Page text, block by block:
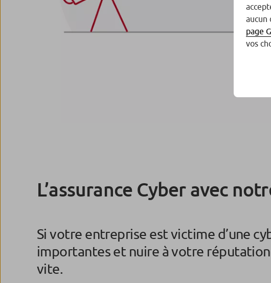
L’assurance Cyber avec
Si votre entreprise est victime d’une
importantes et nuire à votre
vite.
aucun
page
vos